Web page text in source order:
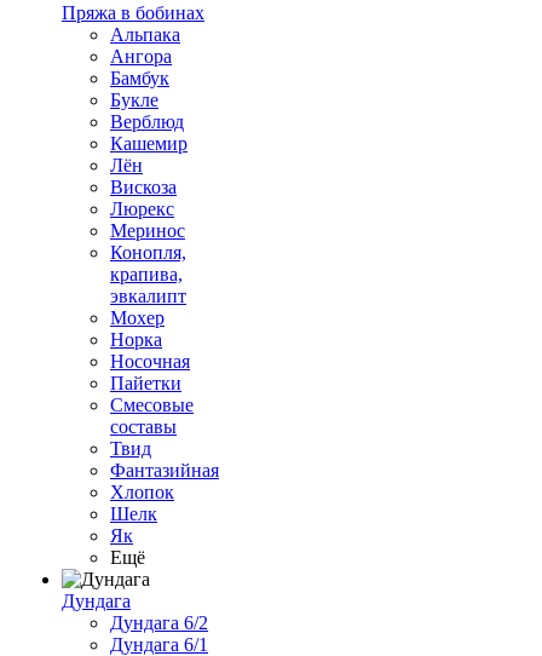
Пряжа в бобинах
Альпака
Ангора
Бамбук
Букле
Верблюд
Кашемир
Лён
Вискоза
Люрекс
Меринос
Конопля,
крапива,
эвкалипт
Мохер
Норка
Носочная
Пайетки
Смесовые
составы
Твид
Фантазийная
Хлопок
Шелк
Як
Ещё
Дундага
Дундага 6/2
Дундага 6/1